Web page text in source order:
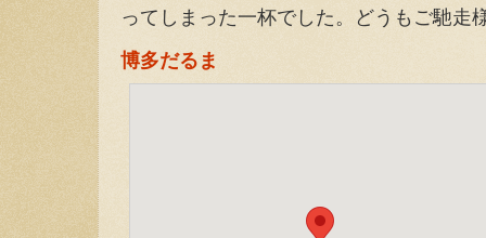
ってしまった一杯でした。どうもご馳走
博多だるま